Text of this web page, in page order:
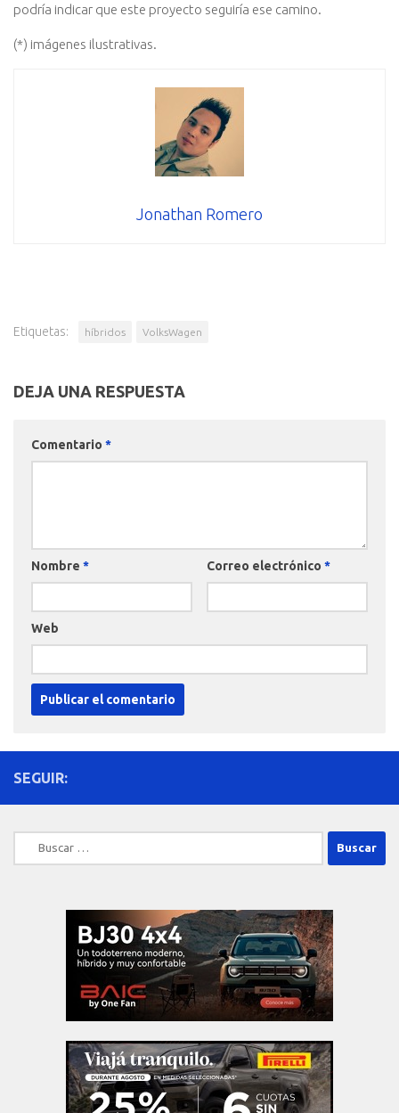
podría indicar que este proyecto seguiría ese camino.
(*) imágenes ilustrativas.
Jonathan Romero
Etiquetas: híbridos VolksWagen
DEJA UNA RESPUESTA
Comentario *
Nombre * Correo electrónico *
Web
SEGUIR:
Buscar: